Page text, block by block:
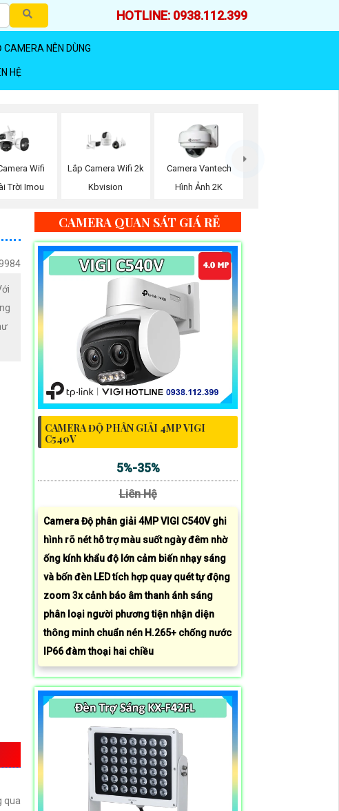
HOTLINE: 0938.112.399
CAMERA NÊN DÙNG
HỆ
Wifi
Trời Imou
Lắp Camera Wifi 2k
Kbvision
Camera Vantech
Hình Ảnh 2K
qua
CAMERA QUAN SÁT GIÁ RẺ
CAMERA ĐỘ PHÂN GIẢI 4MP VIGI
C540V
5%-35%
Liên Hệ
Camera Độ phân giải 4MP VIGI C540V ghi
hình rõ nét hỗ trợ màu suốt ngày đêm nhờ
ống kính khẩu độ lớn cảm biến nhạy sáng
và bốn đèn LED tích hợp quay quét tự động
zoom 3x cảnh báo âm thanh ánh sáng
phân loại người phương tiện nhận diện
thông minh chuẩn nén H.265+ chống nước
IP66 đàm thoại hai chiều